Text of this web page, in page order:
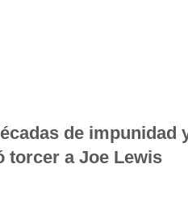
de impunidad
torcer a Joe Lewis